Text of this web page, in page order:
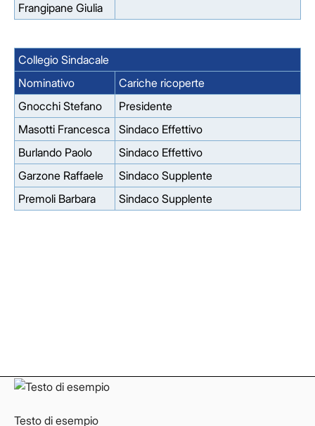
Frangipane Giulia
Collegio Sindacale
Nominativo
Cariche ricoperte
Gnocchi Stefano
Presidente
Masotti Francesca
Sindaco Effettivo
Burlando Paolo
Sindaco Effettivo
Garzone Raffaele
Sindaco Supplente
Premoli Barbara
Sindaco Supplente
Testo di esempio